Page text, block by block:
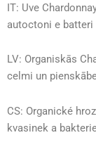
IT: Uve
autoctoni e batteri
LV: Organiskās
celmi un
CS: Organické
kvasinek a